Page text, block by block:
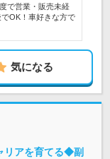
で営業・販売未経
OK！車好きな方で
気になる
リアを育てる◆副